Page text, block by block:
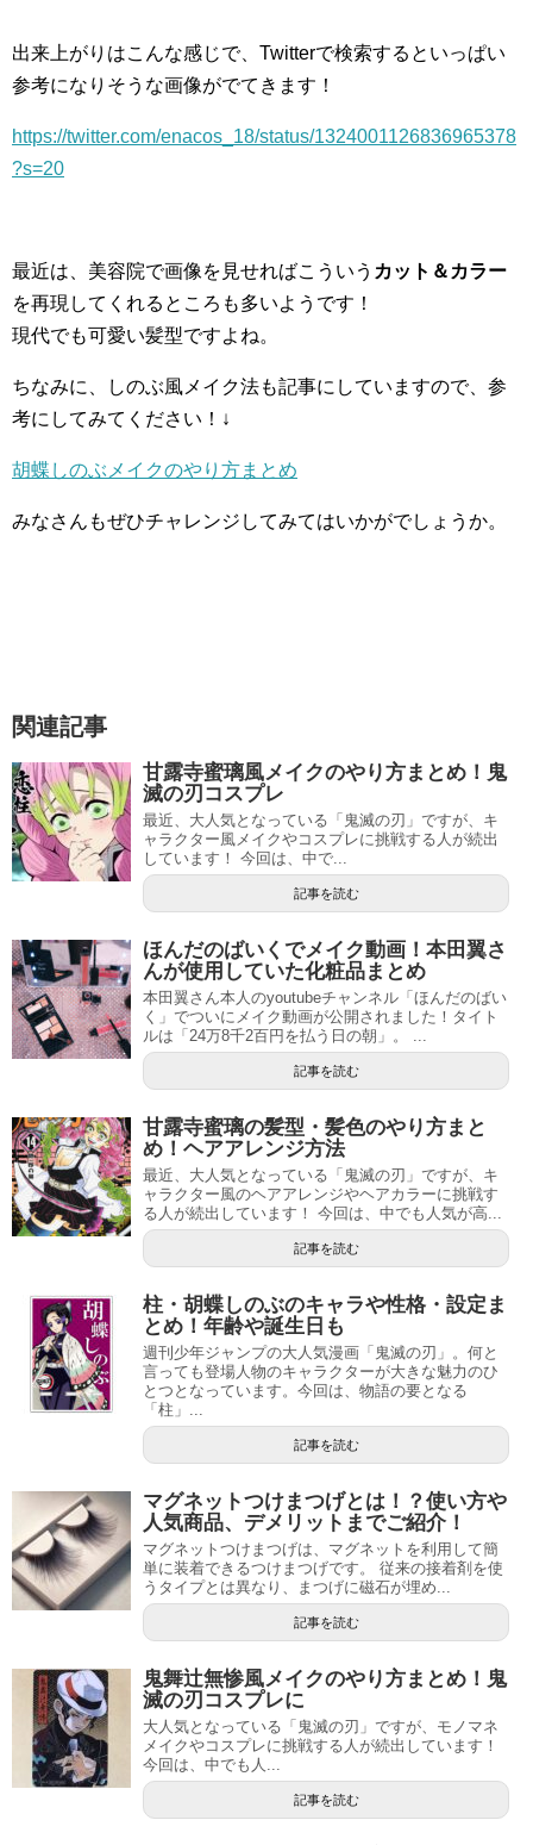
出来上がりはこんな感じで、Twitterで検索するといっぱい
参考になりそうな画像がでてきます！
https://twitter.com/enacos_18/status/1324001126836965378
?s=20
最近は、美容院で画像を見せればこういう カット＆カラー
を再現してくれるところも多いようです！
現代でも可愛い髪型ですよね。
ちなみに、しのぶ風メイク法も記事にしていますので、参
考にしてみてください！↓
胡蝶しのぶメイクのやり方まとめ
みなさんもぜひチャレンジしてみてはいかがでしょうか。
関連記事
甘露寺蜜璃風メイクのやり方まとめ！鬼
滅の刃コスプレ
最近、大人気となっている「鬼滅の刃」ですが、キ
ャラクター風メイクやコスプレに挑戦する人が続出
しています！ 今回は、中で...
記事を読む
ほんだのばいくでメイク動画！本田翼さ
んが使用していた化粧品まとめ
本田翼さん本人のyoutubeチャンネル「ほんだのばい
く」でついにメイク動画が公開されました！タイト
ルは「24万8千2百円を払う日の朝」。 ...
記事を読む
甘露寺蜜璃の髪型・髪色のやり方まと
め！ヘアアレンジ方法
最近、大人気となっている「鬼滅の刃」ですが、キ
ャラクター風のヘアアレンジやヘアカラーに挑戦す
る人が続出しています！ 今回は、中でも人気が高...
記事を読む
柱・胡蝶しのぶのキャラや性格・設定ま
とめ！年齢や誕生日も
週刊少年ジャンプの大人気漫画「鬼滅の刃」。何と
言っても登場人物のキャラクターが大きな魅力のひ
とつとなっています。今回は、物語の要となる
「柱」...
記事を読む
マグネットつけまつげとは！？使い方や
人気商品、デメリットまでご紹介！
マグネットつけまつげは、マグネットを利用して簡
単に装着できるつけまつげです。 従来の接着剤を使
うタイプとは異なり、まつげに磁石が埋め...
記事を読む
鬼舞辻無惨風メイクのやり方まとめ！鬼
滅の刃コスプレに
大人気となっている「鬼滅の刃」ですが、モノマネ
メイクやコスプレに挑戦する人が続出しています！
今回は、中でも人...
記事を読む